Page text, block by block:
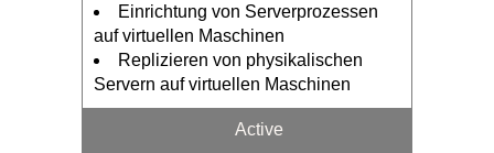
Einrichtung von Serverprozessen
auf virtuellen Maschinen
Replizieren von physikalischen
Servern auf virtuellen Maschinen
Active